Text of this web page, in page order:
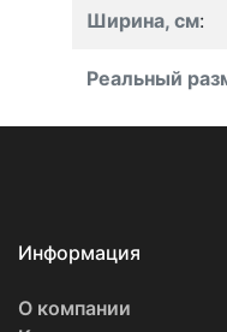
Ширина, см:
Реальный
Информация
О компании